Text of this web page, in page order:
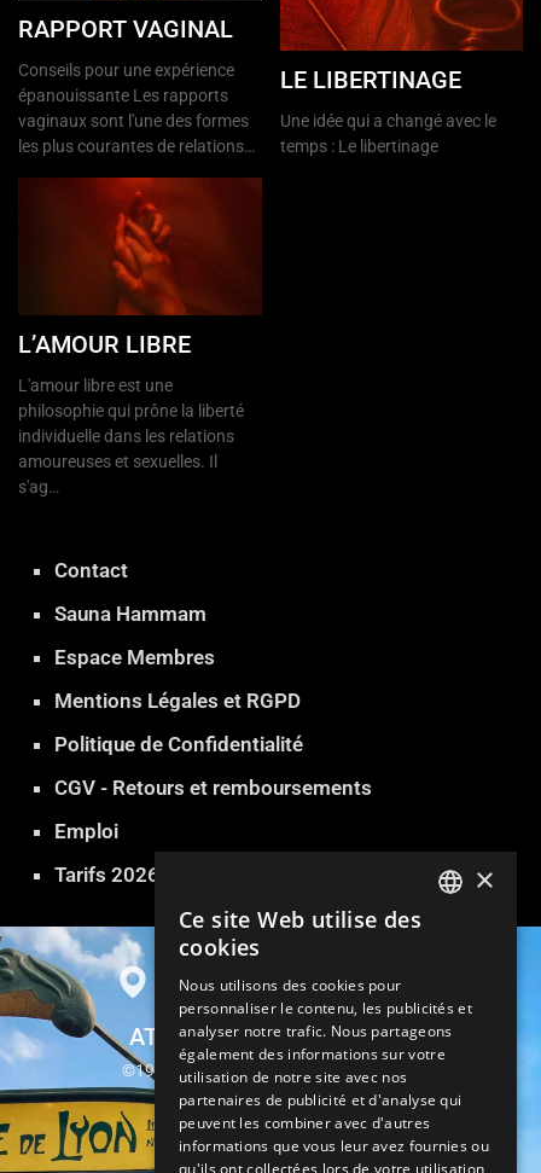
RAPPORT VAGINAL
Conseils pour une expérience
épanouissante Les rapports
vaginaux sont l'une des formes
les plus courantes de relations…
LE LIBERTINAGE
Une idée qui a changé avec le
temps : Le libertinage
L’AMOUR LIBRE
L'amour libre est une
philosophie qui prône la liberté
individuelle dans les relations
amoureuses et sexuelles. Il
s'ag…
Contact
Sauna Hammam
Espace Membres
Mentions Légales et RGPD
Politique de Confidentialité
CGV - Retours et remboursements
Emploi
Tarifs 2026
ATLANTIDE SAUNA PARIS
©1999-2026 Atlantide Sauna Hammam
13, rue Parrot 75012 Paris
Métro Gare de Lyon
FRENCH
GERMAN
ITALIAN
SPANISH
TURKISH
×
Ce site Web utilise des
cookies
Nous utilisons des cookies pour
personnaliser le contenu, les publicités et
analyser notre trafic. Nous partageons
également des informations sur votre
utilisation de notre site avec nos
partenaires de publicité et d'analyse qui
peuvent les combiner avec d'autres
informations que vous leur avez fournies ou
qu'ils ont collectées lors de votre utilisation